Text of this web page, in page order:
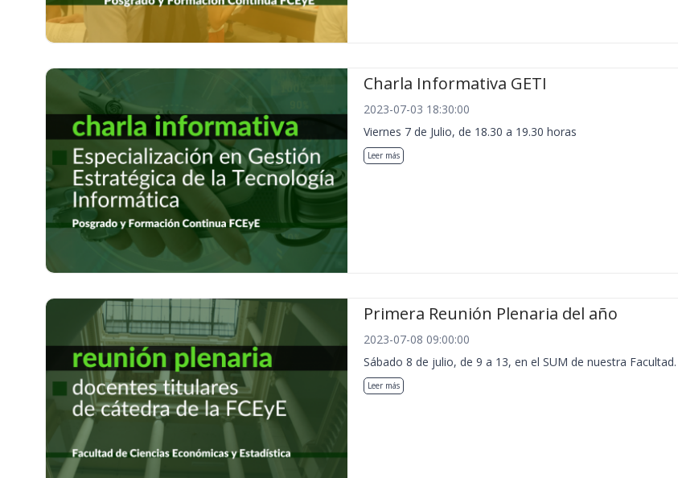
Charla Informativa GETI
2023-07-03 18:30:00
Viernes 7 de Julio, de 18.30 a 19.30 horas
Leer más
Primera Reunión Plenaria del año
2023-07-08 09:00:00
Sábado 8 de julio, de 9 a 13, en el SUM de nuestra Facultad.
Leer más